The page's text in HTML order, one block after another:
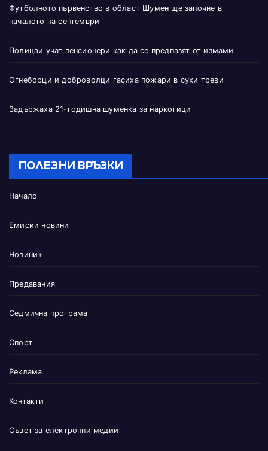
Футболното първенство в област Шумен ще започне в
началото на септември
Полицаи учат пенсионери как да се предпазят от измами
Огнеборци и доброволци гасиха пожари в сухи треви
Задържаха 21-годишна шуменка за наркотици
ПОЛЕЗНИ ВРЪЗКИ
Начало
Емисии новини
Новини+
Предавания
Седмична програма
Спорт
Реклама
Контакти
Съвет за електронни медии